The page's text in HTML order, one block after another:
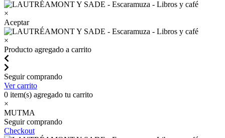
×
Aceptar
×
Producto agregado a carrito
Seguir comprando
Ver carrito
0 item(s) agregado tu carrito
×
MUTMA
Seguir comprando
Checkout